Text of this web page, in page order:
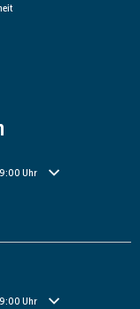
auszublenden
Uhr
auszublenden
Uhr